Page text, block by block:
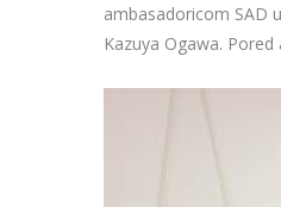
ambasadoricom SAD
Kazuya Ogawa.